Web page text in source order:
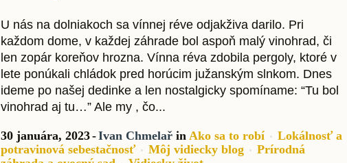
U nás na dolniakoch sa vínnej réve odjakživa darilo. Pri
každom dome, v každej záhrade bol aspoň malý vinohrad, či
len zopár koreňov hrozna. Vínna réva zdobila pergoly, ktoré v
lete ponúkali chládok pred horúcim južanským slnkom. Dnes
ideme po našej dedinke a len nostalgicky spomíname: “Tu bol
vinohrad aj tu…” Ale my , čo...
30 januára, 2023 Ivan Chmelařin Ako sa to robí
Lokálnosť a
potravinová sebestačnosť
Môj vidiecky blog
Prírodná